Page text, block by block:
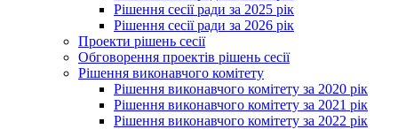
Рішення сесії ради за 2025 рік
Рішення сесії ради за 2026 рік
Проекти рішень сесії
Обговорення проектів рішень сесії
Рішення виконавчого комітету
Рішення виконавчого комітету за 2020 рік
Рішення виконавчого комітету за 2021 рік
Рішення виконавчого комітету за 2022 рік